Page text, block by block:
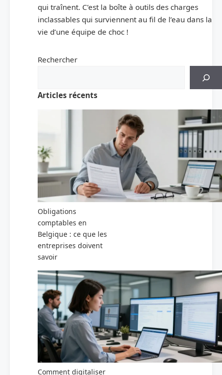
qui traînent. C’est la boîte à outils des charges
inclassables qui surviennent au fil de l’eau dans la
vie d’une équipe de choc !
Rechercher
Articles récents
Obligations
comptables en
Belgique : ce que les
entreprises doivent
savoir
Comment digitaliser